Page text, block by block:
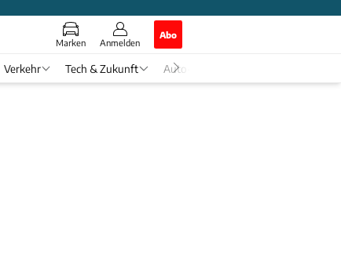
Marken Anmelden
Abo
Verkehr Tech & Zukunft Auto-Horoskop